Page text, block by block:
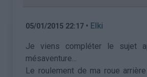
05/01/2015 22:17 • Elki
Je viens compléter le sujet
mésaventure...
Le roulement de ma roue